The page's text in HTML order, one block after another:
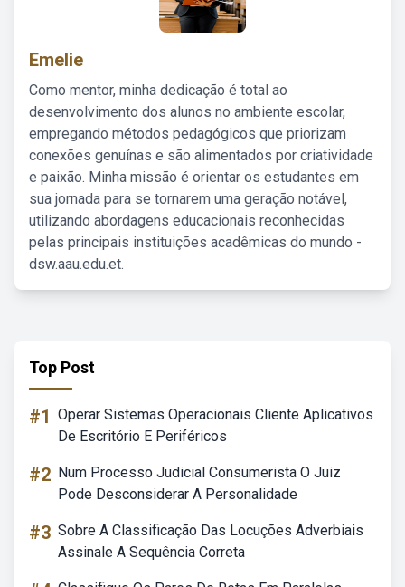
Emelie
Como mentor, minha dedicação é total ao
desenvolvimento dos alunos no ambiente escolar,
empregando métodos pedagógicos que priorizam
conexões genuínas e são alimentados por criatividade
e paixão. Minha missão é orientar os estudantes em
sua jornada para se tornarem uma geração notável,
utilizando abordagens educacionais reconhecidas
pelas principais instituições acadêmicas do mundo -
dsw.aau.edu.et.
Top Post
#1 Operar Sistemas Operacionais Cliente Aplicativos
De Escritório E Periféricos
#2 Num Processo Judicial Consumerista O Juiz
Pode Desconsiderar A Personalidade
#3 Sobre A Classificação Das Locuções Adverbiais
Assinale A Sequência Correta